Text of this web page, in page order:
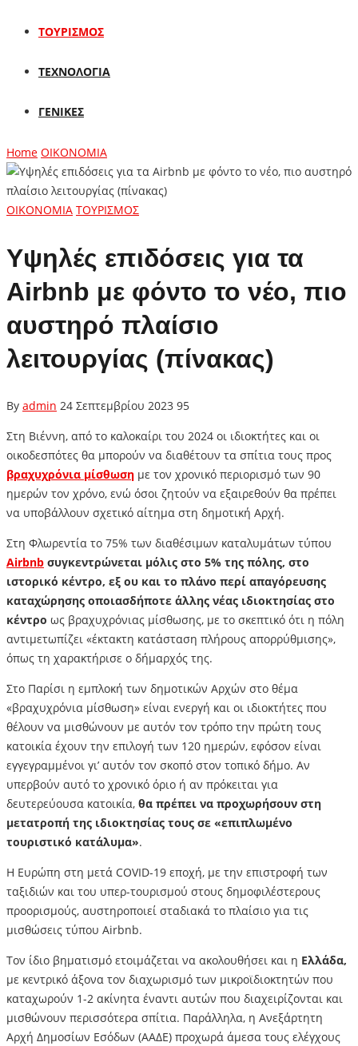
ΤΟΥΡΙΣΜΟΣ
ΤΕΧΝΟΛΟΓΙΑ
ΓΕΝΙΚΕΣ
Home ΟΙΚΟΝΟΜΙΑ
ΟΙΚΟΝΟΜΙΑ ΤΟΥΡΙΣΜΟΣ
Υψηλές επιδόσεις για τα
Airbnb με φόντο το νέο, πιο
αυστηρό πλαίσιο
λειτουργίας (πίνακας)
By admin 24 Σεπτεμβρίου 2023 95
Στη Βιέννη, από το καλοκαίρι του 2024 οι ιδιοκτήτες και οι
οικοδεσπότες θα μπορούν να διαθέτουν τα σπίτια τους προς
βραχυχρόνια μίσθωση με τον χρονικό περιορισμό των 90
ημερών τον χρόνο, ενώ όσοι ζητούν να εξαιρεθούν θα πρέπει
να υποβάλλουν σχετικό αίτημα στη δημοτική Αρχή.
Στη Φλωρεντία τo 75% των διαθέσιμων καταλυμάτων τύπου
Airbnb συγκεντρώνεται μόλις στο 5% της πόλης, στο
ιστορικό κέντρο, εξ ου και το πλάνο περί απαγόρευσης
καταχώρησης οποιασδήποτε άλλης νέας ιδιοκτησίας στο
κέντρο ως βραχυχρόνιας μίσθωσης, με το σκεπτικό ότι η πόλη
αντιμετωπίζει «έκτακτη κατάσταση πλήρους απορρύθμισης»,
όπως τη χαρακτήρισε ο δήμαρχός της.
Στο Παρίσι η εμπλοκή των δημοτικών Αρχών στο θέμα
«βραχυχρόνια μίσθωση» είναι ενεργή και οι ιδιοκτήτες που
θέλουν να μισθώνουν με αυτόν τον τρόπο την πρώτη τους
κατοικία έχουν την επιλογή των 120 ημερών, εφόσον είναι
εγγεγραμμένοι γι’ αυτόν τον σκοπό στον τοπικό δήμο. Αν
υπερβούν αυτό το χρονικό όριο ή αν πρόκειται για
δευτερεύουσα κατοικία, θα πρέπει να προχωρήσουν στη
μετατροπή της ιδιοκτησίας τους σε «επιπλωμένο
τουριστικό κατάλυμα».
Η Ευρώπη στη μετά COVID-19 εποχή, με την επιστροφή των
ταξιδιών και του υπερ-τουρισμού στους δημοφιλέστερους
προορισμούς, αυστηροποιεί σταδιακά το πλαίσιο για τις
μισθώσεις τύπου Αirbnb.
Τον ίδιο βηματισμό ετοιμάζεται να ακολουθήσει και η Ελλάδα,
με κεντρικό άξονα τον διαχωρισμό των μικροϊδιοκτητών που
καταχωρούν 1-2 ακίνητα έναντι αυτών που διαχειρίζονται και
μισθώνουν περισσότερα σπίτια. Παράλληλα, η Ανεξάρτητη
Αρχή Δημοσίων Εσόδων (ΑΑΔΕ) προχωρά άμεσα τους ελέγχους